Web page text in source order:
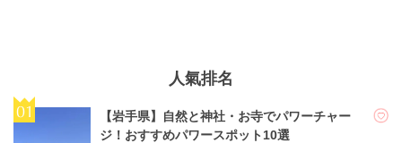
人氣排名
【岩手県】自然と神社・お寺でパワーチャー
ジ！おすすめパワースポット10選